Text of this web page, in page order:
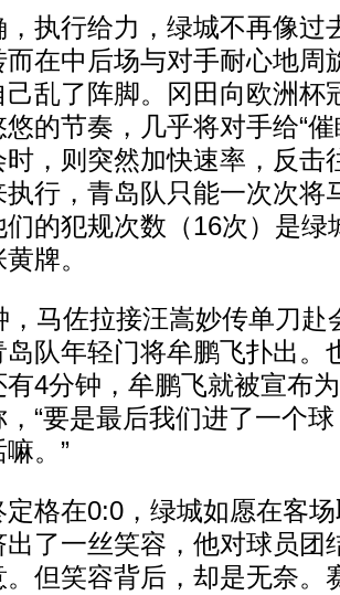
行给力，绿城不再像过
而在中后场与对手耐心地周
乱了阵脚。冈田向欧洲杯
的节奏，几乎将对手给“
，则突然加快速率，反击
行，青岛队只能一次次将
的犯规次数（16次）是绿
牌。
佐拉接汪嵩妙传单刀赴
队年轻门将牟鹏飞扑出。
4分钟，牟鹏飞就被宣布
“要是最后我们进了一个
。”
在0:0，绿城如愿在客场
了一丝笑容，他对球员团
但笑容背后，却是无奈。